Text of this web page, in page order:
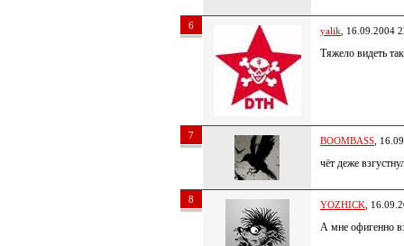
6 yalik , 16.09.2004
Тяжело видеть
7 BOOMBASS ,
чёт деже
8 YOZHICK ,
А мне офигенно